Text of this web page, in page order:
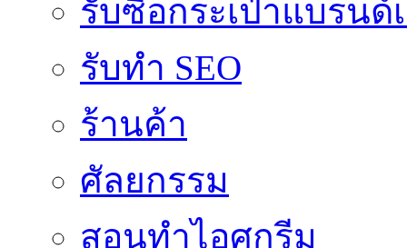
รับซื้อกระเป๋าแบรนด์
รับทำ SEO
ร้านค้า
ศัลยกรรม
สอนทำไอศกรีม